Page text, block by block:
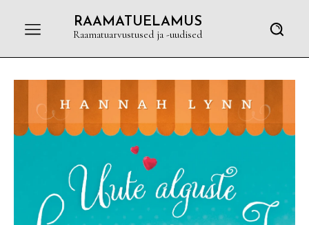
RAAMATUELAMUS
Raamatuarvustused ja -uudised